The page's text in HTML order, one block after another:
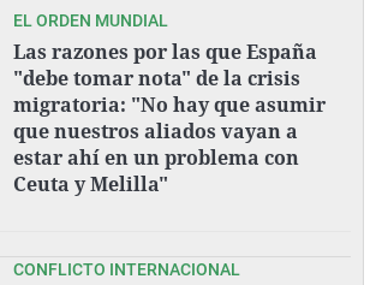
EL ORDEN MUNDIAL
Las razones por las que España
"debe tomar nota" de la crisis
migratoria: "No hay que asumir
que nuestros aliados vayan a
estar ahí en un problema con
Ceuta y Melilla"
CONFLICTO INTERNACIONAL